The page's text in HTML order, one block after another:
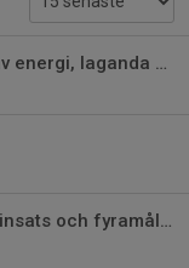
Kvantum Cup – en lördag fylld av energi, laganda och noll insläppta mål
Storseger mot Össjö – stark laginsats och fyramålsskytt i toppform!